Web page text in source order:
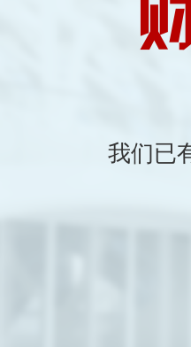
我们已